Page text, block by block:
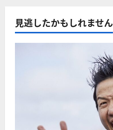
見逃したかもしれません